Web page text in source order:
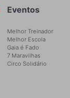
Eventos
Melhor Treinador
Melhor Escola
Gaia é Fado
7 Maravilhas
Circo Solidário